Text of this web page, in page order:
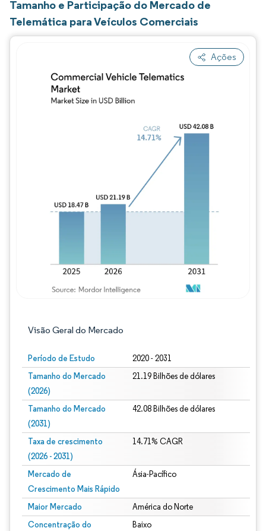
Tamanho e Participação do Mercado de
Telemática para Veículos Comerciais
Ações
Visão Geral do Mercado
Período de Estudo 2020 - 2031
Tamanho do Mercado
(2026)
21.19 Bilhões de dólares
Tamanho do Mercado
(2031)
42.08 Bilhões de dólares
Taxa de crescimento
(2026 - 2031)
14.71% CAGR
Mercado de
Crescimento Mais Rápido
Ásia-Pacífico
Maior Mercado América do Norte
Concentração do
Baixo
Imagem © Mordor Intelligence. O reuso